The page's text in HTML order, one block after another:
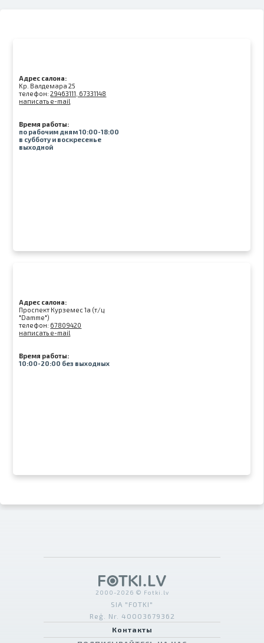
Адрес салона:
Kр. Валдемара 25
телефон:29463111, 67331148
написать e-mail
Время работы:
по рабочим дням 10:00-18:00
в субботу и воскресенье
выходной
Адрес салона:
Проспект Курземес 1а (т/ц
"Damme")
телефон: 67809420
написать e-mail
Время работы:
10:00-20:00 без выходных
2000-2026 © Fotki.lv
SIA "FOTKI"
Reģ. Nr. 40003679362
Контакты